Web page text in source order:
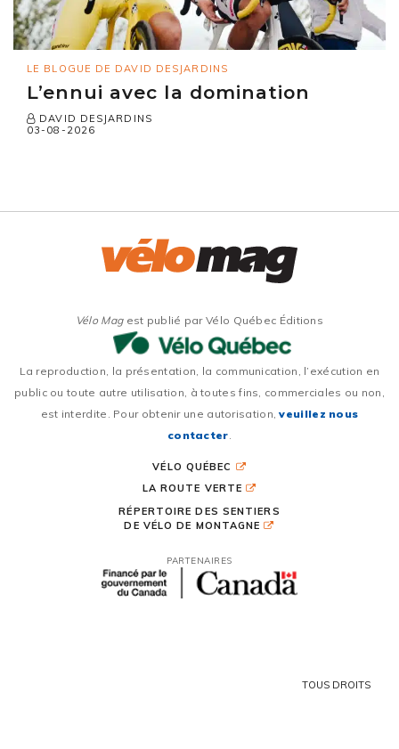
LE BLOGUE DE DAVID DESJARDINS
L’ennui avec la domination
DAVID DESJARDINS
03-08-2026
Vélo Magest publié par Vélo Québec Éditions
La reproduction, la présentation, la communication, l’exécution en
public ou toute autre utilisation, à toutes fins, commerciales ou non,
est interdite. Pour obtenir une autorisation,veuillez nous
contacter
VÉLO QUÉBEC
LA ROUTE VERTE
RÉPERTOIRE DES SENTIERS
DE VÉLO DE MONTAGNE
PARTENAIRES
TOUS DROITS